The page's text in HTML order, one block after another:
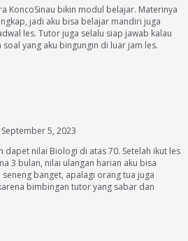
KoncoSinau bikin modul belajar. Materinya
jadi aku bisa belajar mandiri juga
les. Tutor juga selalu siap jawab kalau
soal yang aku bingungin di luar jam les.
September 5, 2023
dapet nilai Biologi di atas 70. Setelah ikut les
3 bulan, nilai ulangan harian aku bisa
seneng banget, apalagi orang tua juga
bimbingan tutor yang sabar dan